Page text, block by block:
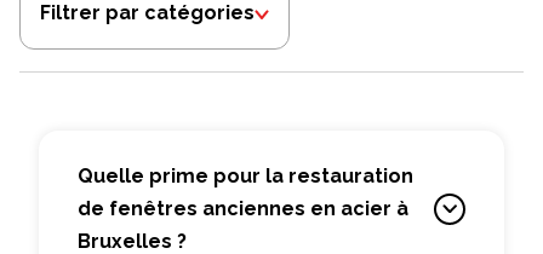
Filtrer par catégories
Quelle prime pour la restauration
de fenêtres anciennes en acier à
Bruxelles ?